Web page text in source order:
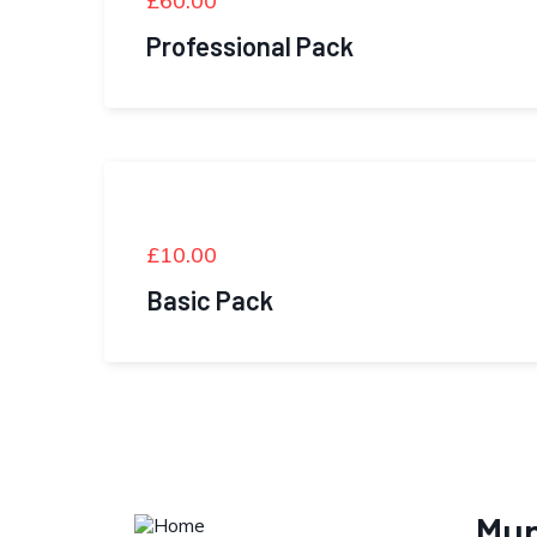
Professional Pack
£10.00
Basic Pack